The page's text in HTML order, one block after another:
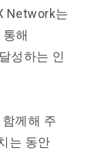
Network는
해
성하는 인
께해 주
는 동안